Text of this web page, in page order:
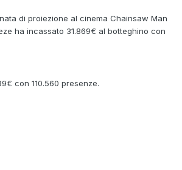
di proiezione al cinema Chainsaw Man
ha incassato 31.869€ al botteghino con
con 110.560 presenze.